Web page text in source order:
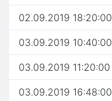
02.09.2019 18:20:00
03.09.2019 10:40:00
03.09.2019 11:20:00
03.09.2019 16:48:00